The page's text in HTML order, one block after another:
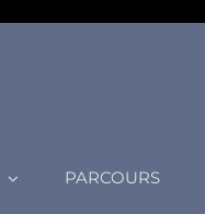
PARCOURS